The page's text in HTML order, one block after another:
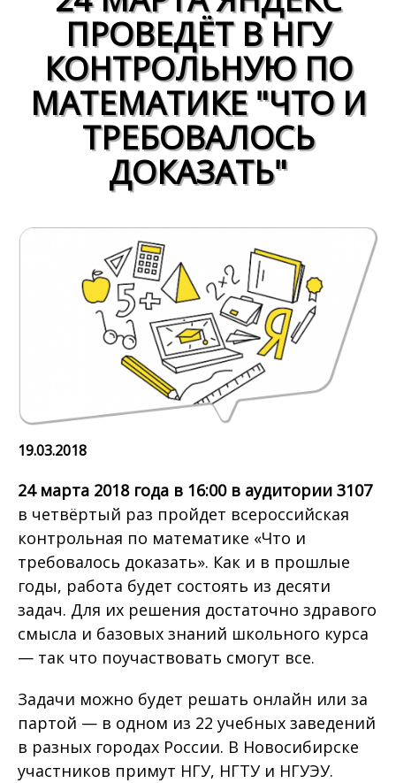
ПРОВЕДЁТ В НГУ
КОНТРОЛЬНУЮ ПО
МАТЕМАТИКЕ "ЧТО И
ТРЕБОВАЛОСЬ
ДОКАЗАТЬ"
19.03.2018
24 марта 2018 года в 16:00 в аудитории 3107
в четвёртый раз пройдет всероссийская
контрольная по математике «Что и
требовалось доказать». Как и в прошлые
годы, работа будет состоять из десяти
задач. Для их решения достаточно здравого
смысла и базовых знаний школьного курса
— так что поучаствовать смогут все.
Задачи можно будет решать онлайн или за
партой — в одном из 22 учебных заведений
в разных городах России. В Новосибирске
участников примут НГУ, НГТУ и НГУЭУ.